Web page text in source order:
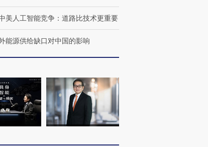
甘
马航飞行员跨国走私7万
粒摇头丸 尿检体内含3种
视线｜被称为“蟑螂”的印
度Z世代 用街头抗争将教
育部长拱下台
美人工智能竞争：道路比技术更重要
能源供给缺口对中国的影响